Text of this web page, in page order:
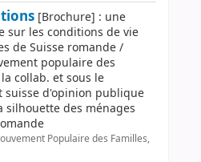
[Brochure] : une
sur les conditions de vie
de Suisse romande /
populaire des
collab. et sous le
d'opinion publique
silhouette des ménages
Populaire des Familles,